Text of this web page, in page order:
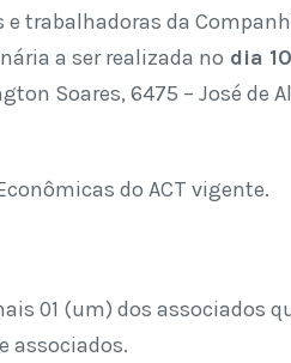
trabalhadoras da
a ser realizada no dia
Soares, 6475 – José de
do ACT vigente.
01 (um) dos associados
associados.